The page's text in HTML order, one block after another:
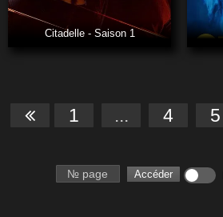
Citadelle - Saison 1
1 ... 4 5
Numéro de page Accéder